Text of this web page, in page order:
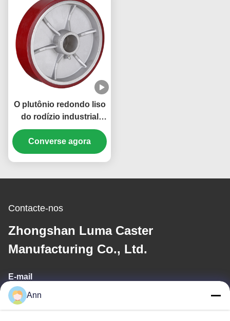
O plutônio redondo liso
do rodízio industrial
resistente roda a
capacidade de carga de
Whee do núcleo do
quilogramas a 1600kg
Converse agora
Contacte-nos
Zhongshan Luma Caster
Manufacturing Co., Ltd.
E-mail
ann@industrialwheelcasters.com
Ann